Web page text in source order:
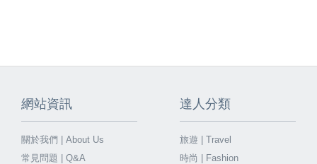
網站資訊
關於我們 | About Us
常見問題 | Q&A
達人分類
旅遊 | Travel
時尚 | Fashion